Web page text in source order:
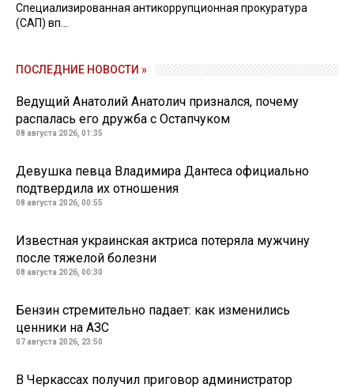
Специализированная антикоррупционная прокуратура
(САП) вп...
ПОСЛЕДНИЕ НОВОСТИ »
Ведущий Анатолий Анатолич признался, почему
распалась его дружба с Остапчуком
08 августа 2026, 01:35
Девушка певца Владимира Дантеса официально
подтвердила их отношения
08 августа 2026, 00:55
Известная украинская актриса потеряла мужчину
после тяжелой болезни
08 августа 2026, 00:30
Бензин стремительно падает: как изменились
ценники на АЗС
07 августа 2026, 23:50
В Черкассах получил приговор администратор